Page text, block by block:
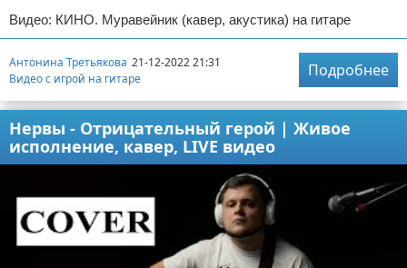
Видео: КИНО. Муравейник (кавер, акустика) на гитаре
Антонина Третьякова 21-12-2022 21:31
Видео с игрой на гитаре
Подробнее
Нервы - Отрицательный герой | Живое
исполнение, кавер, LIVE видео